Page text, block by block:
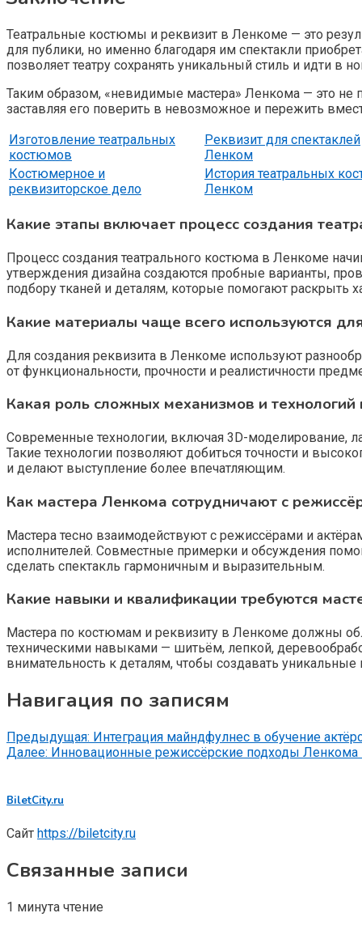
Театральные костюмы и реквизит в Ленкоме — это
для публики, но именно благодаря им спектакли
позволяет театру сохранять уникальный стиль и идти в
Таким образом, «невидимые мастера» Ленкома — это не
заставляя его поверить в невозможное и пережить
Изготовление театральных
костюмов
Реквизит для спектаклей
Ленком
Костюмерное и
реквизиторское дело
История театральных
Ленком
Какие этапы включает процесс создания
Процесс создания театрального костюма в Ленкоме
утверждения дизайна создаются пробные варианты,
подбору тканей и деталям, которые помогают раскрыть
Какие материалы чаще всего используются
Для создания реквизита в Ленкоме используют
от функциональности, прочности и реалистичности
Какая роль сложных механизмов и
Современные технологии, включая 3D-моделирование,
Такие технологии позволяют добиться точности и
и делают выступление более впечатляющим.
Как мастера Ленкома сотрудничают с
Мастера тесно взаимодействуют с режиссёрами и
исполнителей. Совместные примерки и обсуждения
сделать спектакль гармоничным и выразительным.
Какие навыки и квалификации требуются
Мастера по костюмам и реквизиту в Ленкоме должны
техническими навыками — шитьём, лепкой,
внимательность к деталям, чтобы создавать
Навигация по записям
Предыдущая: Интеграция майндфулнес в обучение
Далее: Инновационные режиссёрские подходы Ленкома
BiletCity.ru
Сайт https://biletcity.ru
Связанные записи
1 минута чтение